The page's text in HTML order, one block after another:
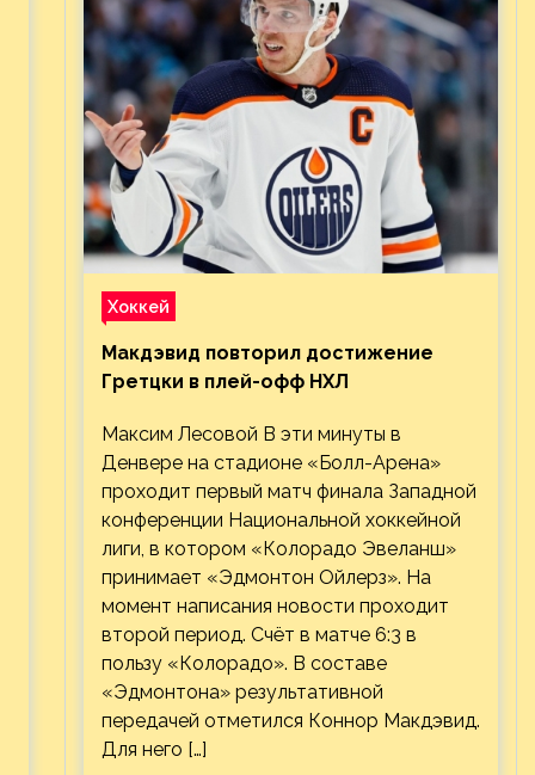
Хоккей
Макдэвид повторил достижение
Гретцки в плей-офф НХЛ
Максим Лесовой В эти минуты в
Денвере на стадионе «Болл-Арена»
проходит первый матч финала Западной
конференции Национальной хоккейной
лиги, в котором «Колорадо Эвеланш»
принимает «Эдмонтон Ойлерз». На
момент написания новости проходит
второй период. Счёт в матче 6:3 в
пользу «Колорадо». В составе
«Эдмонтона» результативной
передачей отметился Коннор Макдэвид.
Для него […]